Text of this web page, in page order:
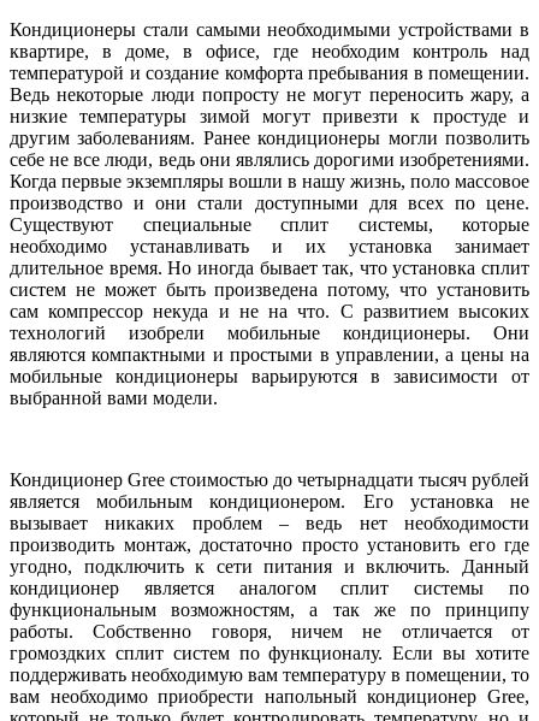
Кондиционеры стали самыми необходимыми устройствами в
квартире, в доме, в офисе, где необходим контроль над
температурой и создание комфорта пребывания в помещении.
Ведь некоторые люди попросту не могут переносить жару, а
низкие температуры зимой могут привезти к простуде и
другим заболеваниям. Ранее кондиционеры могли позволить
себе не все люди, ведь они являлись дорогими изобретениями.
Когда первые экземпляры вошли в нашу жизнь, поло массовое
производство и они стали доступными для всех по цене.
Существуют специальные сплит системы, которые
необходимо устанавливать и их установка занимает
длительное время. Но иногда бывает так, что установка сплит
систем не может быть произведена потому, что установить
сам компрессор некуда и не на что. С развитием высоких
технологий изобрели мобильные кондиционеры. Они
являются компактными и простыми в управлении, а цены на
мобильные кондиционеры варьируются в зависимости от
выбранной вами модели.
Кондиционер Gree стоимостью до четырнадцати тысяч рублей
является мобильным кондиционером. Его установка не
вызывает никаких проблем – ведь нет необходимости
производить монтаж, достаточно просто установить его где
угодно, подключить к сети питания и включить. Данный
кондиционер является аналогом сплит системы по
функциональным возможностям, а так же по принципу
работы. Собственно говоря, ничем не отличается от
громоздких сплит систем по функционалу. Если вы хотите
поддерживать необходимую вам температуру в помещении, то
вам необходимо приобрести напольный кондиционер Gree,